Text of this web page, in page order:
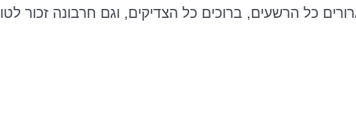
כל הרשעים, ברוכים כל הצדיקים, וגם חרבונה זכור